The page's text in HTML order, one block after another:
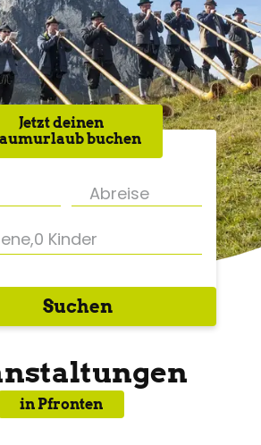
Jetzt deinen
buchen
,0 Kinder
Suchen
in Pfronten